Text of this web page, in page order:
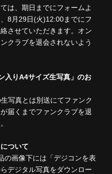
は、期日までにフォームよ
8月29日(火)12:00までにフ
させていただきます。オン
クラブを退会されないよう
入りA4サイズ生写真」のお
写真とは別送にてファンク
届くまでファンクラブを退
ついて
の画像下には「デジコンを表
デジタル写真をダウンロー